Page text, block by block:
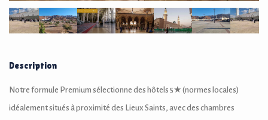
Description
Notre formule Premium sélectionne des hôtels 5★ (normes locales)
idéalement situés à proximité des Lieux Saints, avec des chambres